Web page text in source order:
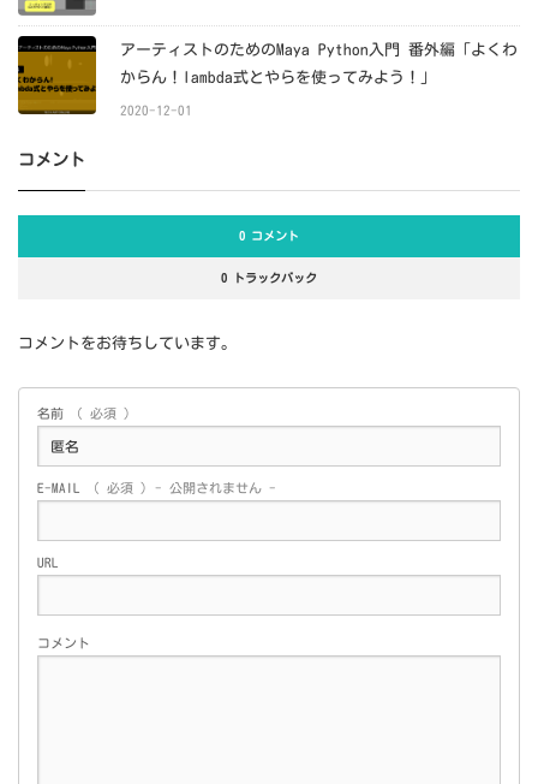
アーティストのためのMaya Python入門 番外編「よくわ
からん！lambda式とやらを使ってみよう！」
2020-12-01
コメント
0 コメント
0 トラックバック
コメントをお待ちしています。
名前 ( 必須 )
E-MAIL ( 必須 ) - 公開されません -
URL
コメント